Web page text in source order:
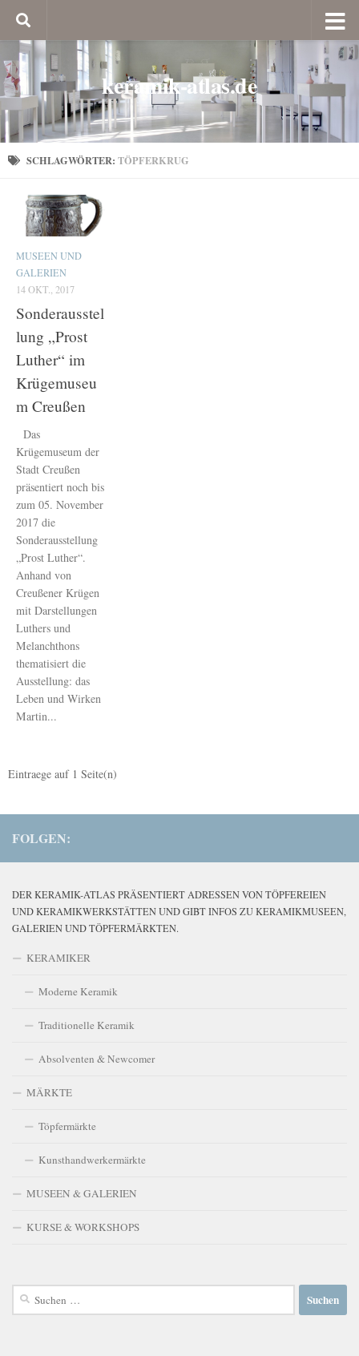
keramik-atlas.de
SCHLAGWÖRTER: TÖPFERKRUG
MUSEEN UND
GALERIEN
14 OKT., 2017
Sonderausstel
lung „Prost
Luther“ im
Krügemuseu
m Creußen
Das
Krügemuseum der
Stadt Creußen
präsentiert noch bis
zum 05. November
2017 die
Sonderausstellung
„Prost Luther“.
Anhand von
Creußener Krügen
mit Darstellungen
Luthers und
Melanchthons
thematisiert die
Ausstellung: das
Leben und Wirken
Martin...
Eintraege auf 1 Seite(n)
FOLGEN:
DER KERAMIK-ATLAS PRÄSENTIERT ADRESSEN VON TÖPFEREIEN
UND KERAMIKWERKSTÄTTEN UND GIBT INFOS ZU KERAMIKMUSEEN,
GALERIEN UND TÖPFERMÄRKTEN.
KERAMIKER
Moderne Keramik
Traditionelle Keramik
Absolventen & Newcomer
MÄRKTE
Töpfermärkte
Kunsthandwerkermärkte
MUSEEN & GALERIEN
KURSE & WORKSHOPS
Suchen